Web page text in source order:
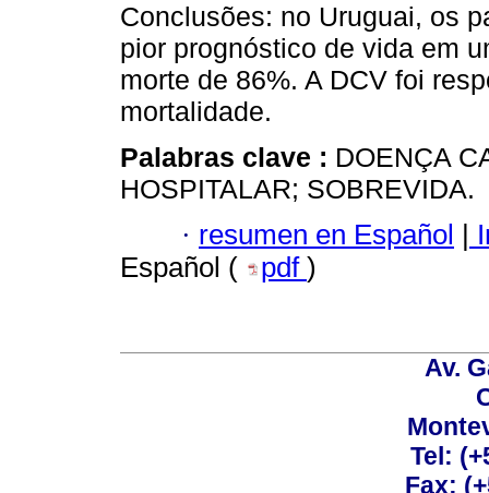
Conclusões: no Uruguai, os
pior prognóstico de vida em
morte de 86%. A DCV foi
mortalidade.
Palabras clave : DOENÇA
HOSPITALAR; SOBREVIDA.
· resumen en Español
Español (
pdf )
Av.
Tel:
Fax: